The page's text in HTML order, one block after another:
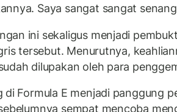
Saya sangat sangat
ini sekaligus menjadi
tersebut. Menurutnya,
dilupakan oleh para
di Formula E menjadi panggung
sempat mencoba